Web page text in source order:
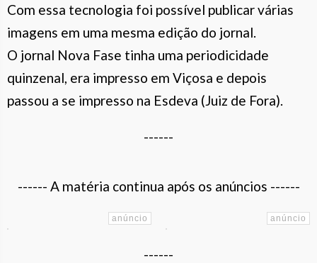
Com essa tecnologia foi possível publicar várias
imagens em uma mesma edição do jornal.
O jornal Nova Fase tinha uma periodicidade
quinzenal, era impresso em Viçosa e depois
passou a se impresso na Esdeva (Juiz de Fora).
------
------ A matéria continua após os anúncios ------
------